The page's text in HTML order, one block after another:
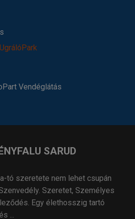
Vendéglátás
SARUD
tó szeretete nem lehet csupán
Szeretet, Személyes
Egy élethosszig tartó
...